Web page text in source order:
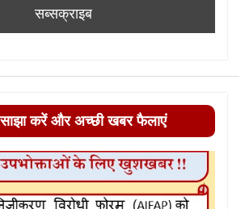
करें और अच्छी खबर फैलाएं